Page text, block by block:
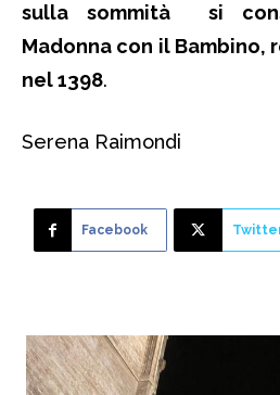
sulla sommità si
Madonna con il Bambino,
nel 1398.
Serena Raimondi
Facebook